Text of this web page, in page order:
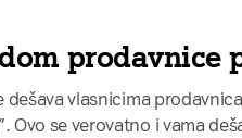
prodavnice
dešava vlasnicima
Ovo se verovatno i vama